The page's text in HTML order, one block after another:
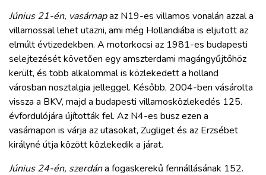
Június 21-én, vasárnapaz N19-es villamos vonalán azzal a
villamossal lehet utazni, ami még Hollandiába is eljutott az
elmúlt évtizedekben. A motorkocsi az 1981-es budapesti
selejtezését követően egy amszterdami magángyűjtőhöz
került, és több alkalommal is közlekedett a holland
városban nosztalgia jelleggel. Később, 2004-ben vásárolta
vissza a BKV, majd a budapesti villamosközlekedés 125.
évfordulójára újították fel. Az N4-es busz ezen a
vasárnapon is várja az utasokat, Zugliget és az Erzsébet
királyné útja között közlekedik a járat.
Június 24-én, szerdána fogaskerekű fennállásának 152.